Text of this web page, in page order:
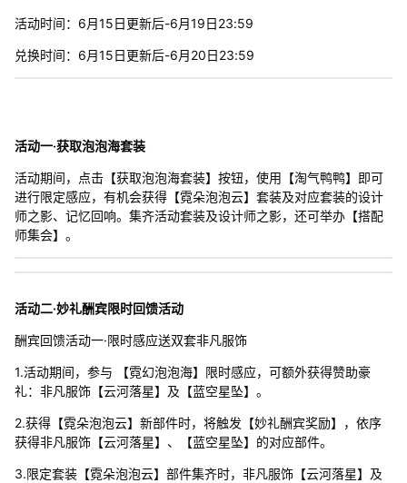
活动时间：6月15日更新后-6月19日23:59
兑换时间：6月15日更新后-6月20日23:59
活动一·获取泡泡海套装
活动期间，点击【获取泡泡海套装】按钮，使用【淘气鸭鸭】即可
进行限定感应，有机会获得【霓朵泡泡云】套装及对应套装的设计
师之影、记忆回响。集齐活动套装及设计师之影，还可举办【搭配
师集会】。
活动二·妙礼酬宾限时回馈活动
酬宾回馈活动一·限时感应送双套非凡服饰
1.活动期间，参与 【霓幻泡泡海】限时感应，可额外获得赞助豪
礼：非凡服饰【云河落星】及【蓝空星坠】。
2.获得【霓朵泡泡云】新部件时，将触发【妙礼酬宾奖励】，依序
获得非凡服饰【云河落星】、【蓝空星坠】的对应部件。
3.限定套装【霓朵泡泡云】部件集齐时，非凡服饰【云河落星】及